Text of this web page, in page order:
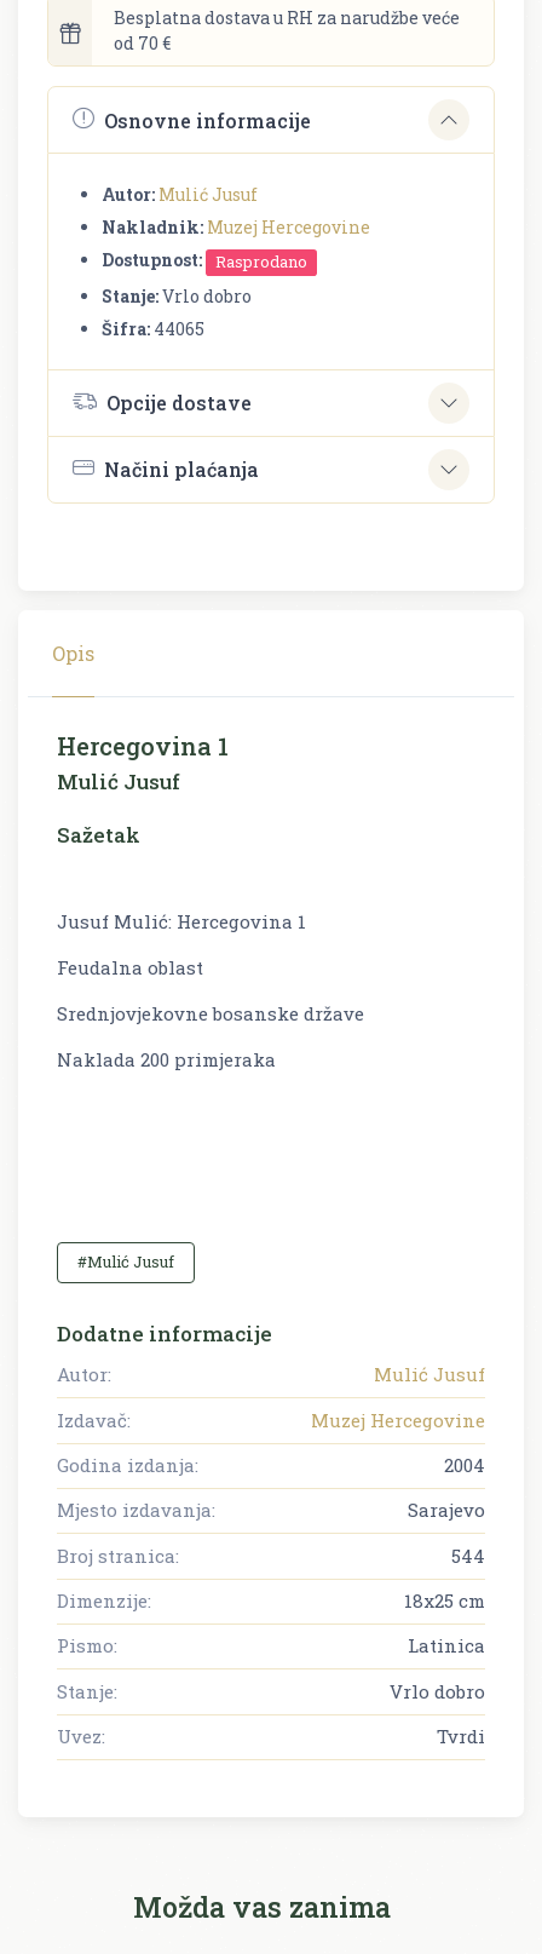
Besplatna dostava u RH za narudžbe veće
od 70 €
Osnovne informacije
Autor: Mulić Jusuf
Nakladnik: Muzej Hercegovine
Dostupnost:
Rasprodano
Stanje:Vrlo dobro
Šifra: 44065
Opcije dostave
Načini plaćanja
Opis
Hercegovina 1
Mulić Jusuf
Sažetak
Jusuf Mulić: Hercegovina 1
Feudalna oblast
Srednjovjekovne bosanske države
Naklada 200 primjeraka
#Mulić Jusuf
Dodatne informacije
Autor:
Mulić Jusuf
Izdavač:
Muzej Hercegovine
Godina izdanja:
2004
Mjesto izdavanja:
Sarajevo
Broj stranica:
544
Dimenzije:
18x25 cm
Pismo:
Latinica
Stanje:
Vrlo dobro
Uvez:
Tvrdi
Možda vas zanima